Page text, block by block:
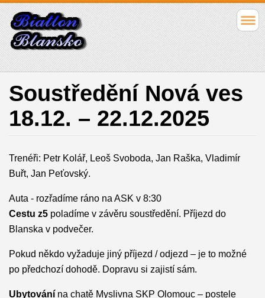
Soustředění Nová ves
18.12. – 22.12.2025
Trenéři: Petr Kolář, Leoš Svoboda, Jan Raška, Vladimír
Buřt, Jan Peťovský.
Auta - rozřadíme ráno na ASK v 8:30
Cestu z5poladíme v závěru soustředění. Příjezd do
Blanska v podvečer.
Pokud někdo vyžaduje jiný příjezd / odjezd – je to možné
po předchozí dohodě. Dopravu si zajistí sám.
Ubytovánína chatě Myslivna SKP Olomouc – postele